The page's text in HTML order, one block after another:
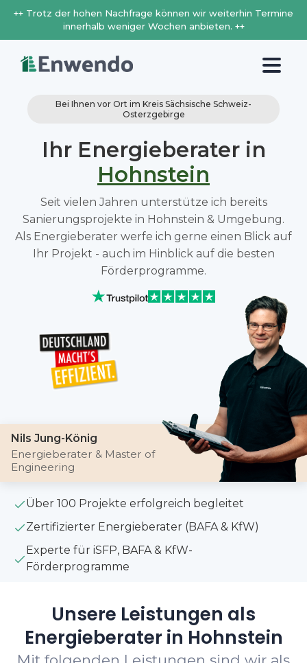
++ Trotz der hohen Nachfrage können wir weiterhin Termine
innerhalb weniger Wochen anbieten. ++
Bei Ihnen vor Ort im Kreis Sächsische Schweiz-
Osterzgebirge
Ihr Energieberater in
Hohnstein
Seit vielen Jahren unterstütze ich bereits
Sanierungsprojekte in Hohnstein & Umgebung.
Als Energieberater werfe ich gerne einen Blick auf
Ihr Projekt - auch im Hinblick auf die besten
Förderprogramme.
Nils Jung-König
Energieberater & Master of
Engineering
Über 100 Projekte erfolgreich begleitet
Zertifizierter Energieberater (BAFA & KfW)
Experte für iSFP, BAFA & KfW-
Förderprogramme
Unsere Leistungen als
Energieberater in Hohnstein